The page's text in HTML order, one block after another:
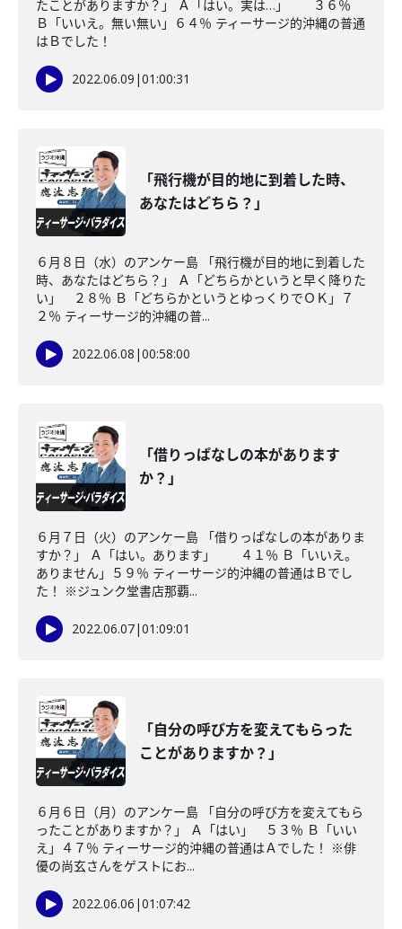
たことがありますか？」 Ａ「はい。実は…」 ３６％
Ｂ「いいえ。無い無い」６４％ ティーサージ的沖縄の普通
はＢでした！
2022.06.09 |01:00:31
「飛行機が目的地に到着した時、
あなたはどちら？」
６月８日（水）のアンケー島 「飛行機が目的地に到着した
時、あなたはどちら？」 Ａ「どちらかというと早く降りた
い」 ２８％ Ｂ「どちらかというとゆっくりでＯＫ」７
２％ ティーサージ的沖縄の普...
2022.06.08 |00:58:00
「借りっぱなしの本があります
か？」
６月７日（火）のアンケー島 「借りっぱなしの本がありま
すか？」 Ａ「はい。あります」 ４１％ Ｂ「いいえ。
ありません」５９％ ティーサージ的沖縄の普通はＢでし
た！ ※ジュンク堂書店那覇...
2022.06.07|01:09:01
「自分の呼び方を変えてもらった
ことがありますか？」
６月６日（月）のアンケー島 「自分の呼び方を変えてもら
ったことがありますか？」 Ａ「はい」 ５３％ Ｂ「いい
え」４７％ ティーサージ的沖縄の普通はＡでした！ ※俳
優の尚玄さんをゲストにお...
2022.06.06 |01:07:42